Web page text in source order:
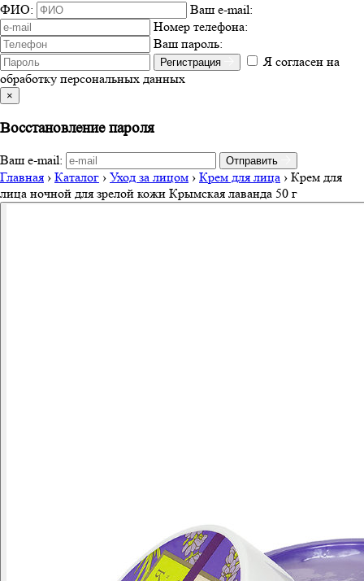
ФИО:
Ваш e-mail:
Номер телефона:
Ваш пароль:
Регистрация
Я согласен на
обработку персональных данных
×
Восстановление пароля
Ваш e-mail: Отправить
Главная › Каталог › Уход за лицом › Крем для лица › Крем для
лица ночной для зрелой кожи Крымская лаванда 50 г